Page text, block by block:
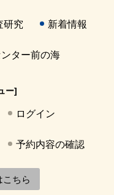
研究 新着情報
ター前の海
ー]
ログイン
予約内容の確認
こちら